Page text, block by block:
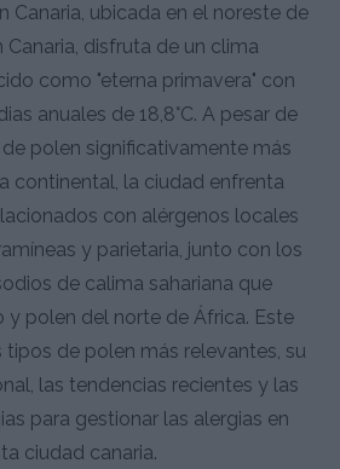
Canaria, ubicada en el noreste de
Canaria, disfruta de un clima
como "eterna primavera" con
anuales de 18,8°C. A pesar de
polen significativamente más
continental, la ciudad enfrenta
con alérgenos locales
y parietaria, junto con los
de calima sahariana que
polen del norte de África. Este
de polen más relevantes, su
las tendencias recientes y las
para gestionar las alergias en
ciudad canaria.